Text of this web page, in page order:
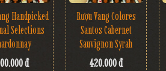
Handpicked
Selections
đ
Rượu Vang Colores
Santos Cabernet
Sauvignon Syrah
420.000 đ